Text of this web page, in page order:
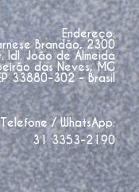
Endereço:
Brandão, 2300
Idl. João de Almeida
das Neves, MG
33880-302 - Brasil
Telefone / WhatsApp:
31 3353-2190